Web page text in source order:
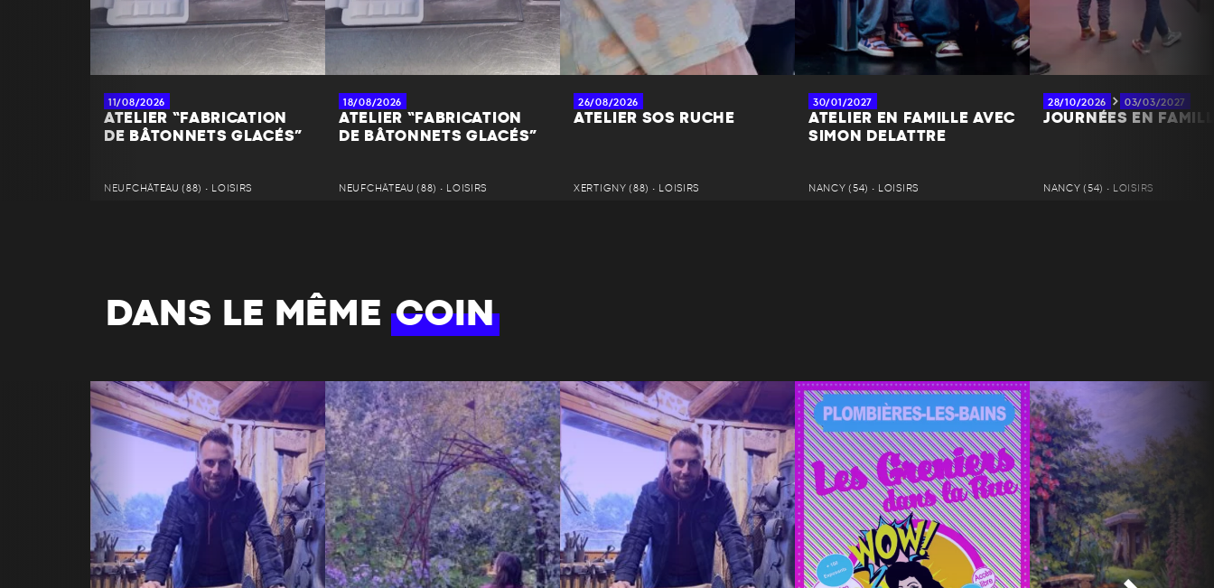
11/08/2026
ATELIER “FABRICATION
DE BÂTONNETS GLACÉS”
NEUFCHÂTEAU (88) • LOISIRS
18/08/2026
ATELIER “FABRICATION
DE BÂTONNETS GLACÉS”
NEUFCHÂTEAU (88) • LOISIRS
26/08/2026
ATELIER SOS RUCHE
XERTIGNY (88) • LOISIRS
30/01/2027
ATELIER EN FAMILLE AVEC
SIMON DELATTRE
NANCY (54) • LOISIRS
28/10/2026 03/03/2027
JOURNÉES EN
NANCY (54) • LOISIRS
DANS LE MÊMECOIN